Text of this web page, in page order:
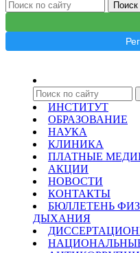
ИНСТИТУТ
ОБРАЗОВАНИЕ
НАУКА
КЛИНИКА
ПЛАТНЫЕ
АКЦИИ
НОВОСТИ
КОНТАКТЫ
БЮЛЛЕТЕНЬ
ДЫХАНИЯ